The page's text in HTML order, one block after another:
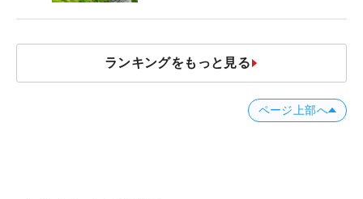
ランキングをもっと見る
ページ上部へ